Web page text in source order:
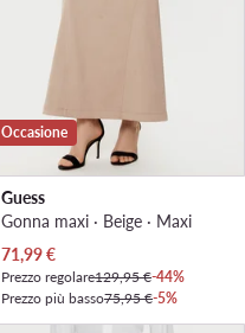
Occasione
Guess
Gonna maxi · Beige · Maxi
Prezzo attuale
71,99€
Prezzo regolare129,95 €-44%
Prezzo più basso75,95 €-5%